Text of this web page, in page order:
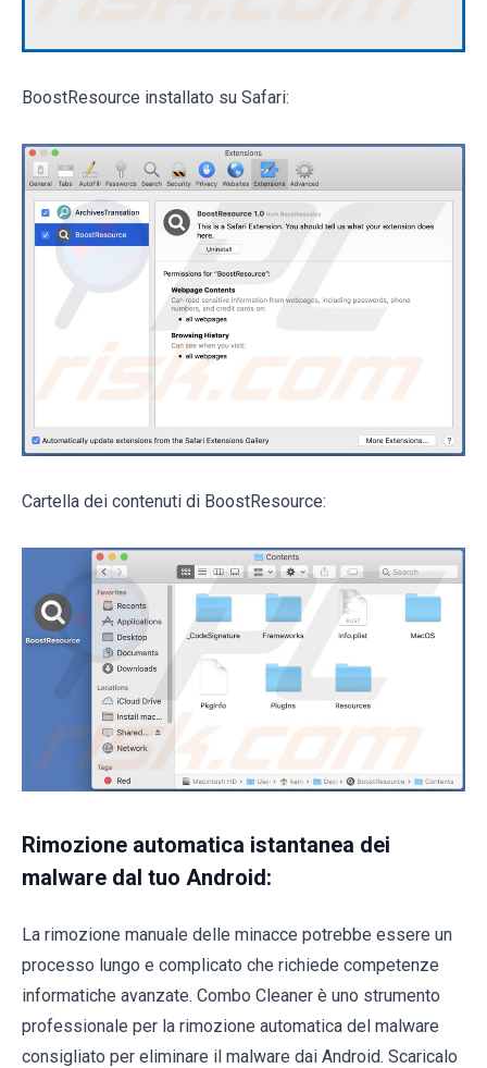
BoostResource installato su Safari:
Cartella dei contenuti di BoostResource:
Rimozione automatica istantanea dei
malware dal tuo Android:
La rimozione manuale delle minacce potrebbe essere un
processo lungo e complicato che richiede competenze
informatiche avanzate. Combo Cleaner è uno strumento
professionale per la rimozione automatica del malware
consigliato per eliminare il malware dai Android. Scaricalo